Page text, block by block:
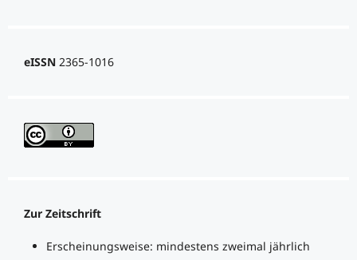
eISSN2365-1016
Zur Zeitschrift
Erscheinungsweise: mindestens zweimal jährlich